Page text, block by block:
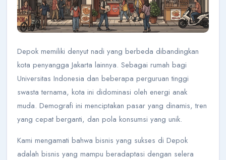
Depok memiliki denyut nadi yang berbeda dibandingkan
kota penyangga Jakarta lainnya. Sebagai rumah bagi
Universitas Indonesia dan beberapa perguruan tinggi
swasta ternama, kota ini didominasi oleh energi anak
muda. Demografi ini menciptakan pasar yang dinamis, tren
yang cepat berganti, dan pola konsumsi yang unik.
Kami mengamati bahwa bisnis yang sukses di Depok
adalah bisnis yang mampu beradaptasi dengan selera
Cara Jadi Mitra
Lihat Outlet
Cek Budget
Belajar Bisnis